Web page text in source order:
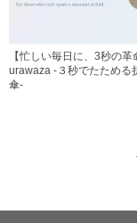
【忙しい毎日に、3秒の革
urawaza -３秒でたためる
傘-